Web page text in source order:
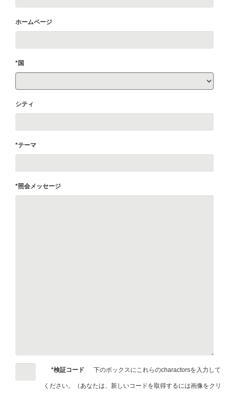
ホームページ
*国
シティ
*テーマ
*照会メッセージ
*検証コード 下のボックスにこれらのcharactorsを入力して
ください。
（あなたは、新しいコードを取得するには画像をクリ